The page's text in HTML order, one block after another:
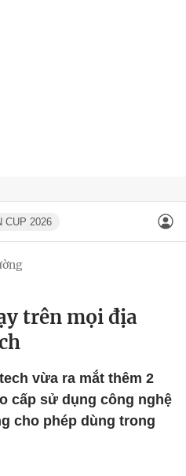
CUP 2026
trên mọi địa
vừa ra mắt thêm 2
cấp sử dụng công nghệ
cho phép dùng trong